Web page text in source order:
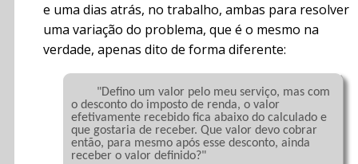
e uma dias atrás, no trabalho, ambas para resolver
uma variação do problema, que é o mesmo na
verdade, apenas dito de forma diferente:
o desconto do imposto de renda, o valor
efetivamente recebido fica abaixo do calculado e
que gostaria de receber. Que valor devo cobrar
então, para mesmo após esse desconto, ainda
receber o valor definido?"